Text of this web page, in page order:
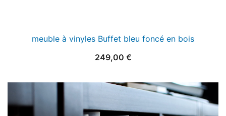
meuble à vinyles Buffet bleu foncé en bois
249,00 €